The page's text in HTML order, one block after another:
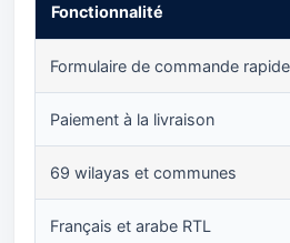
Fonctionnalité
Formulaire de commande rapide
Paiement à la livraison
69 wilayas et communes
Français et arabe RTL